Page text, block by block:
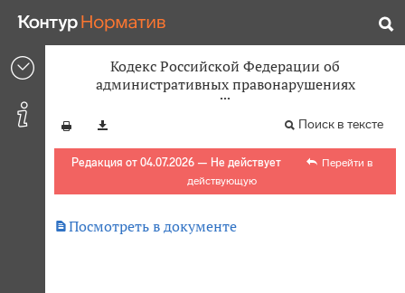
Кодекс Российской Федерации об
административных правонарушениях
Поиск в тексте
Редакция от 04.07.2026 — Не действует
Перейти в
действующую
Посмотреть в документе